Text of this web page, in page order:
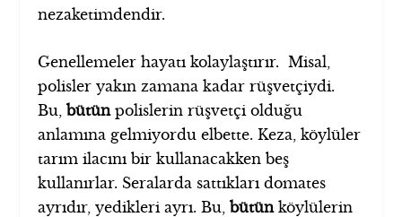
nezaketimdendir.
Genellemeler hayatı kolaylaştırır. Misal,
polisler yakın zamana kadar rüşvetçiydi.
Bu,bütünpolislerin rüşvetçi olduğu
anlamına gelmiyordu elbette. Keza, köylüler
tarım ilacını bir kullanacakken beş
kullanırlar. Seralarda sattıkları domates
ayrıdır, yedikleri ayrı. Bu,bütünköylülerin